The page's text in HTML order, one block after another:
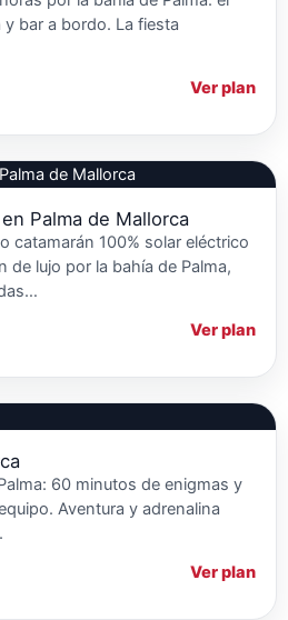
bar a bordo. La fiesta
Ver plan
Palma de Mallorca
catamarán 100% solar eléctrico
de lujo por la bahía de Palma,
Ver plan
60 minutos de enigmas y
Aventura y adrenalina
Ver plan